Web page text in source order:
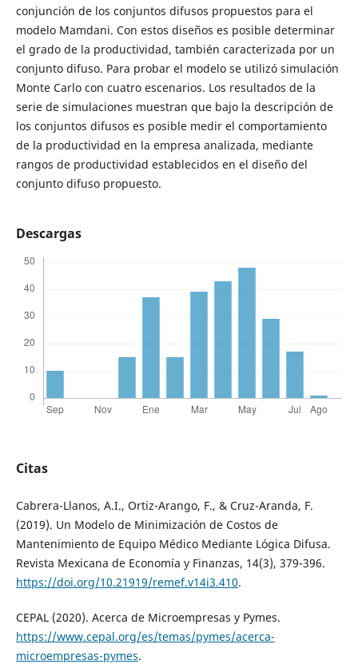
conjunción de los conjuntos difusos propuestos para el
modelo Mamdani. Con estos diseños es posible determinar
el grado de la productividad, también caracterizada por un
conjunto difuso. Para probar el modelo se utilizó simulación
Monte Carlo con cuatro escenarios. Los resultados de la
serie de simulaciones muestran que bajo la descripción de
los conjuntos difusos es posible medir el comportamiento
de la productividad en la empresa analizada, mediante
rangos de productividad establecidos en el diseño del
conjunto difuso propuesto.
Descargas
Citas
Cabrera-Llanos, A.I., Ortiz-Arango, F., & Cruz-Aranda, F.
(2019). Un Modelo de Minimización de Costos de
Mantenimiento de Equipo Médico Mediante Lógica Difusa.
Revista Mexicana de Economía y Finanzas, 14(3), 379-396.
https://doi.org/10.21919/remef.v14i3.410.
CEPAL (2020). Acerca de Microempresas y Pymes.
https://www.cepal.org/es/temas/pymes/acerca-
microempresas-pymes.